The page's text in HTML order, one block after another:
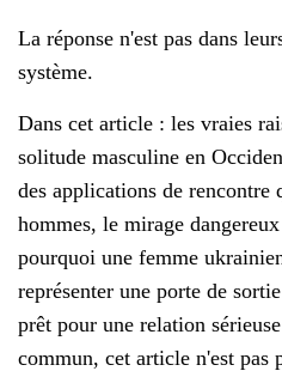
La réponse n'est pas dans
système.
Dans cet article : les vraies
solitude masculine en
des applications de rencontre
hommes, le mirage
pourquoi une femme
représenter une porte de
prêt pour une relation
commun, cet article n'est pas